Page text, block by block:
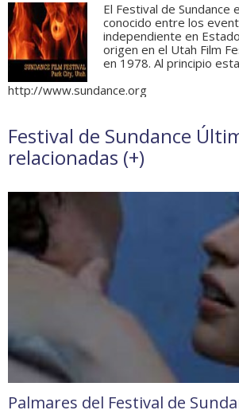
El Festival de Sundance
conocido entre los
independiente en
origen en el Utah Film
en 1978. Al principio
http://www.sundance.org
Festival de Sundance
relacionadas (+)
Palmares del Festival de